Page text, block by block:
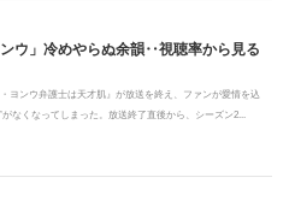
ウ」冷めやらぬ余韻‥視聴率から見る
ヨンウ弁護士は天才肌』が放送を終え、ファンが愛情を込
なくなってしまった。放送終了直後から、シーズン2...